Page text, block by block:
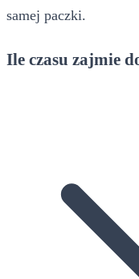
samej paczki.
Ile czasu zajmie